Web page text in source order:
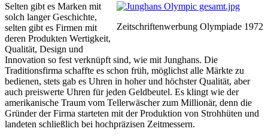
Zeitschriftenwerbung Olympiade 1972
Selten gibt es Marken mit
solch langer Geschichte,
selten gibt es Firmen mit
deren Produkten Wertigkeit,
Qualität, Design und
Innovation so fest verknüpft sind, wie mit Junghans. Die
Traditionsfirma schaffte es schon früh, möglichst alle Märkte zu
bedienen, stets gab es Uhren in hoher und höchster Qualität, aber
auch preiswerte Uhren für jeden Geldbeutel. Es klingt wie der
amerikanische Traum vom Tellerwäscher zum Millionär, denn die
Gründer der Firma starteten mit der Produktion von Strohhüten und
landeten schließlich bei hochpräzisen Zeitmessern.